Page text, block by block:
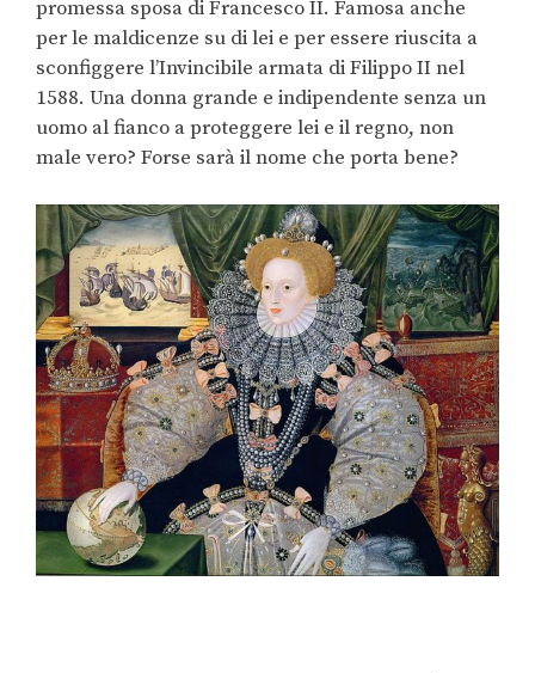
promessa sposa di Francesco II. Famosa anche
per le maldicenze su di lei e per essere riuscita a
sconfiggere l’Invincibile armata di Filippo II nel
1588. Una donna grande e indipendente senza un
uomo al fianco a proteggere lei e il regno, non
male vero? Forse sarà il nome che porta bene?